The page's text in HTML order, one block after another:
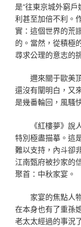
是“往東京城外窮
利甚至加倍不利。
實：這個世界的荒
的。當然，從積極
尋求公理的意志的
邇來關于歐美
還沒有闡明白，又
是幾番輪回，風騷
《紅樓夢》
特別極盡描摹。這
難以支持，內斗卻
江南甄府被抄家的
聚首：中秋家宴。
家宴的焦點人
在本身也有了重孫
老太太經過的事況